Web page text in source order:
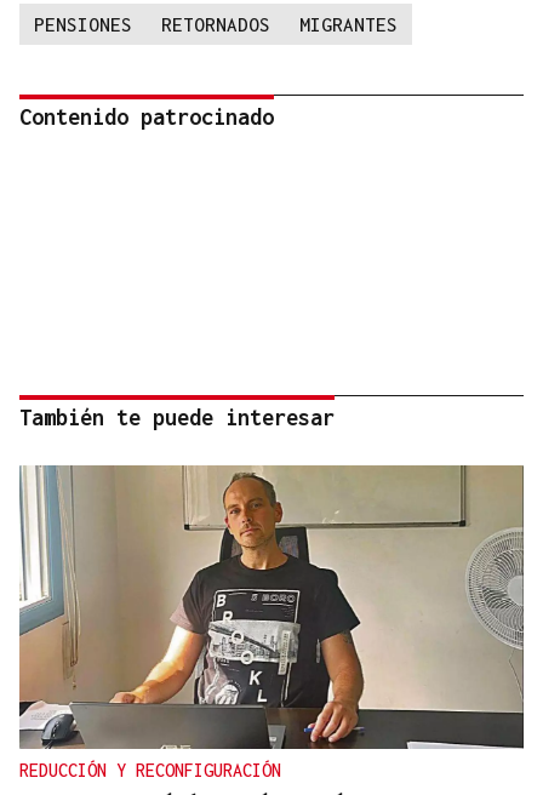
PENSIONES RETORNADOS MIGRANTES
Contenido patrocinado
También te puede interesar
REDUCCIÓN Y RECONFIGURACIÓN